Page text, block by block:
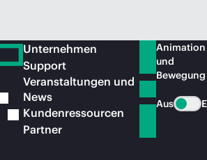
Unternehmen
Support
Veranstaltungen und
News
Kundenressourcen
Partner
Animation
und
Bewegung
Aus